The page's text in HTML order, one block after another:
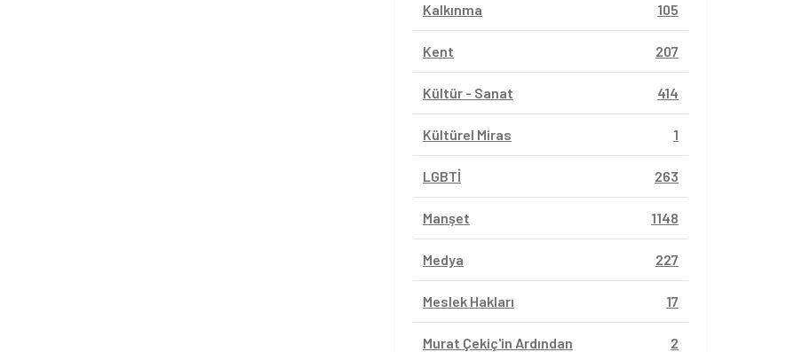
Kalkınma 105
Kent 207
Kültür - Sanat 414
Kültürel Miras 1
LGBTİ 263
Manşet 1148
Medya 227
Meslek Hakları 17
Murat Çekiç'in Ardından 2